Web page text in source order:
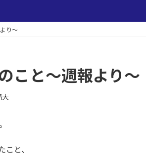
り～
こと～週報より～
大
と、